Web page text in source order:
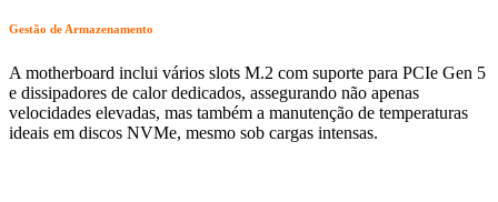
Gestão de Armazenamento
A motherboard inclui vários slots M.2 com suporte para PCIe Gen 5
e dissipadores de calor dedicados, assegurando não apenas
velocidades elevadas, mas também a manutenção de temperaturas
ideais em discos NVMe, mesmo sob cargas intensas.